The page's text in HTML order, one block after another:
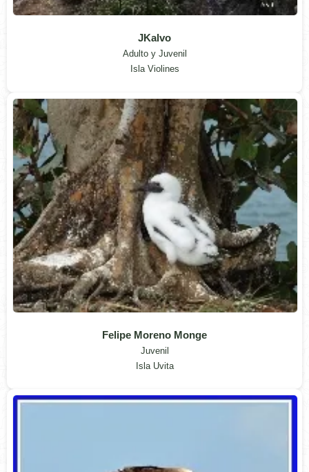
JKalvo
Adulto y Juvenil
Isla Violines
Felipe Moreno Monge
Juvenil
Isla Uvita